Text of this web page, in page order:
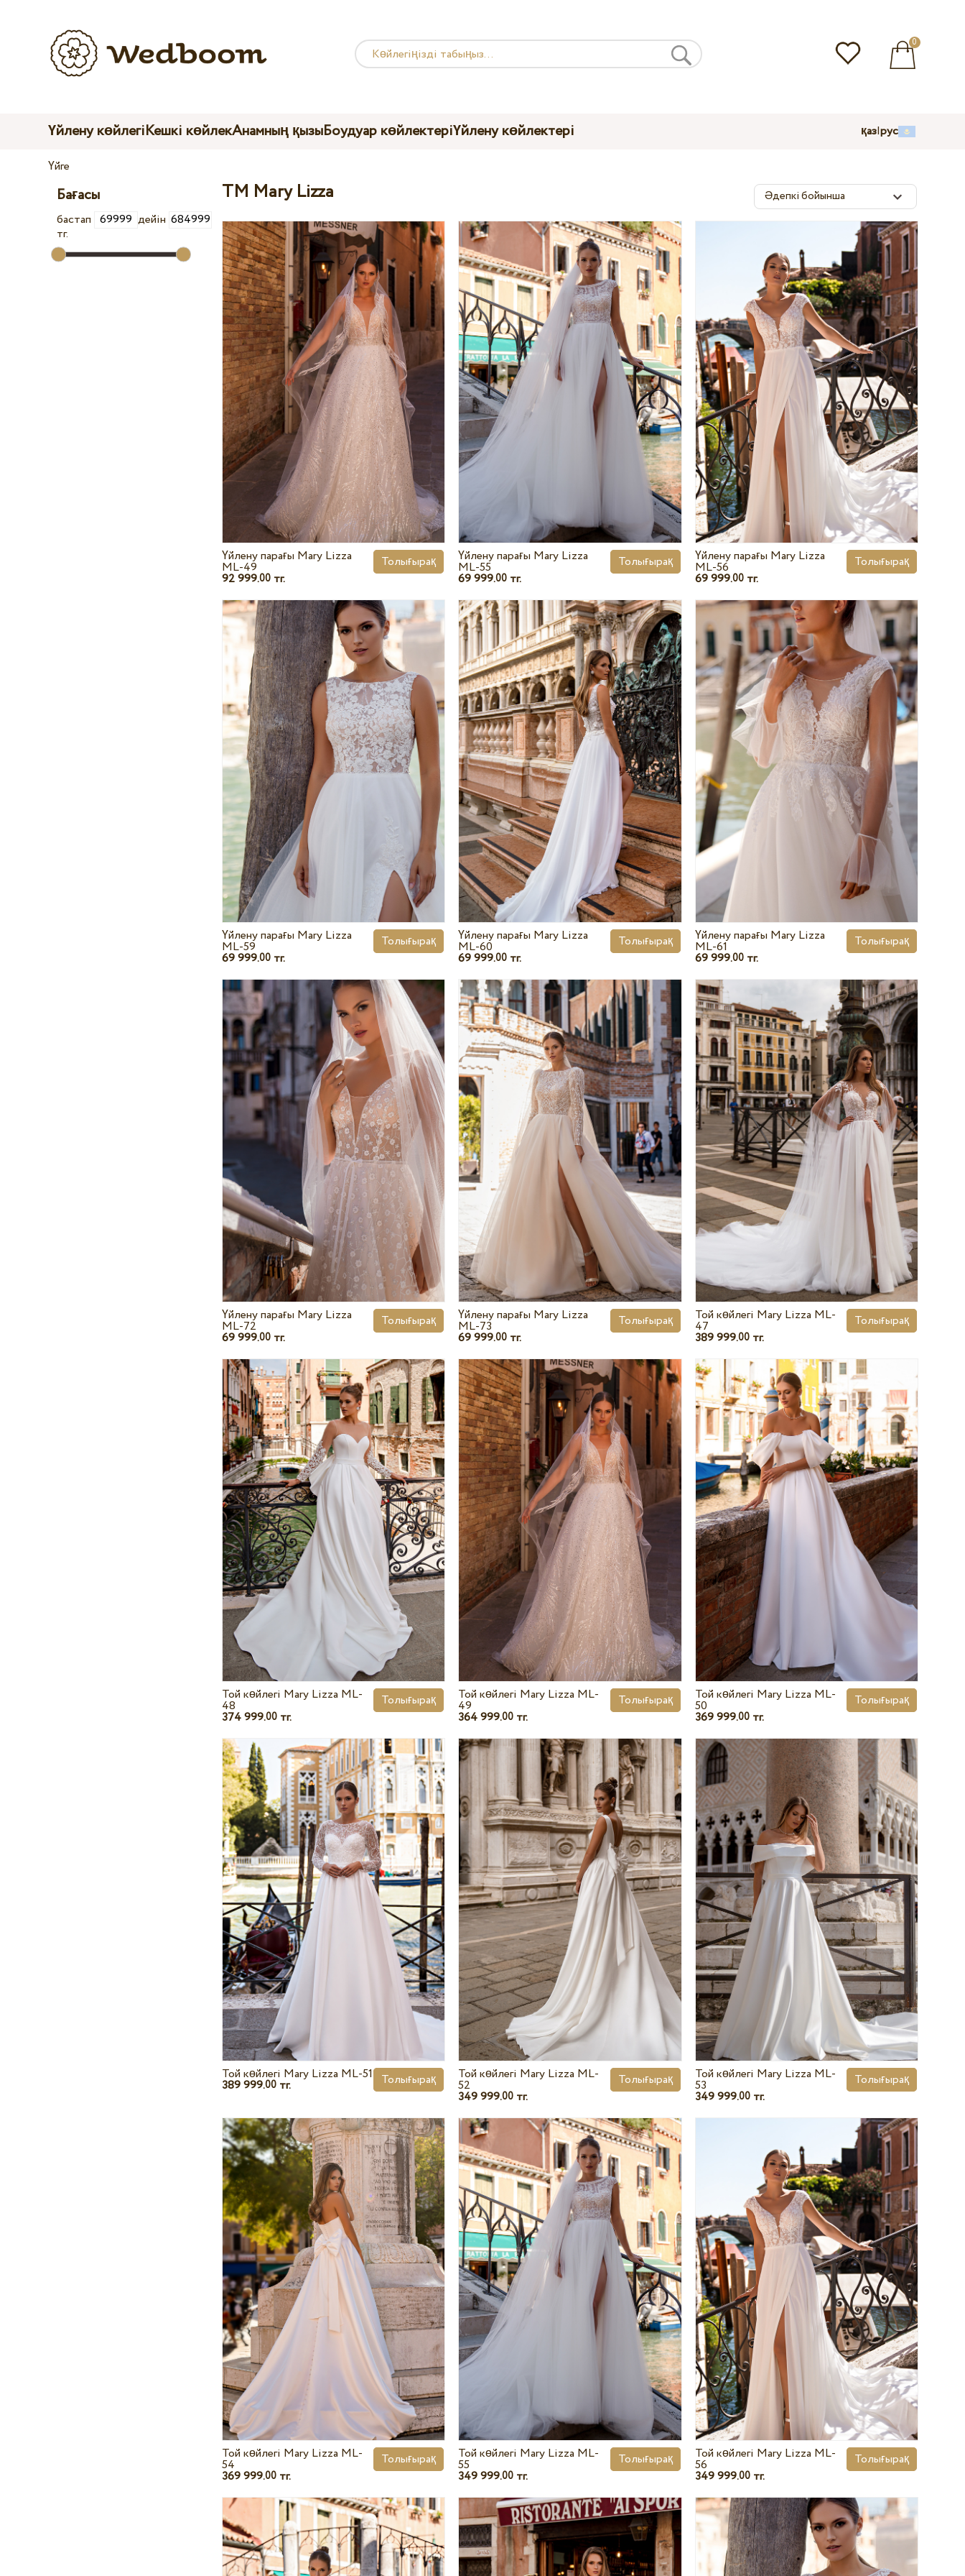
0
Үйлену көйлегіКешкі көйлекАнамның қызыБоудуар көйлектеріҮйлену көйлектері қаз|рус
Үйге
Бағасы
бастап
дейін
тг.
TM Mary Lizza
Үйлену парағы Mary Lizza
ML-49
92 999.00 тг.
Толығырақ Үйлену парағы Mary Lizza
ML-55
69 999.00 тг.
Толығырақ Үйлену парағы Mary Lizza
ML-56
69 999.00тг.
Толығырақ
Үйлену парағы Mary Lizza
ML-59
69 999.00 тг.
Толығырақ Үйлену парағы Mary Lizza
ML-60
69 999.00 тг.
Толығырақ Үйлену парағы Mary Lizza
ML-61
69 999.00тг.
Толығырақ
Үйлену парағы Mary Lizza
ML-72
69 999.00 тг.
Толығырақ Үйлену парағы Mary Lizza
ML-73
69 999.00 тг.
Толығырақ Той көйлегі Mary Lizza ML-
47
389 999.00тг.
Толығырақ
Той көйлегі Mary Lizza ML-
48
374 999.00 тг.
Толығырақ Той көйлегі Mary Lizza ML-
49
364 999.00 тг.
Толығырақ Той көйлегі Mary Lizza ML-
50
369 999.00тг.
Толығырақ
Той көйлегі Mary Lizza ML-51
389 999.00 тг. Толығырақ Той көйлегі Mary Lizza ML-
52
349 999.00 тг.
Толығырақ Той көйлегі Mary Lizza ML-
53
349 999.00тг.
Толығырақ
Той көйлегі Mary Lizza ML-
54
369 999.00 тг.
Толығырақ Той көйлегі Mary Lizza ML-
55
349 999.00 тг.
Толығырақ Той көйлегі Mary Lizza ML-
56
349 999.00тг.
Толығырақ